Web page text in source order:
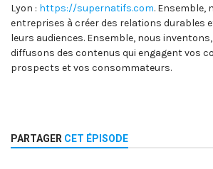
Lyon : https://supernatifs.com. Ensemble,
entreprises à créer des relations durables
leurs audiences. Ensemble, nous
diffusons des contenus qui engagent vos
prospects et vos consommateurs.
PARTAGER CET ÉPISODE